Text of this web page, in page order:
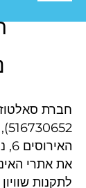
חברת
516730652)
את אתרי
לתקנות